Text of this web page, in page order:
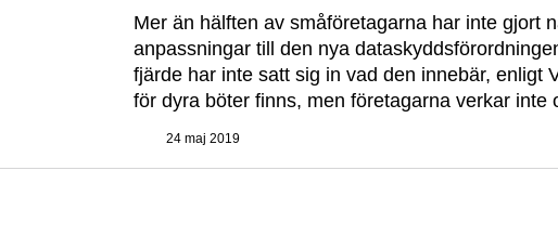
Mer än hälften av småföretagarna har inte gjort
anpassningar till den nya
fjärde har inte satt sig in vad den innebär, enligt
för dyra böter finns, men företagarna verkar inte
24 maj 2019